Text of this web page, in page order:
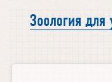
Зоология для